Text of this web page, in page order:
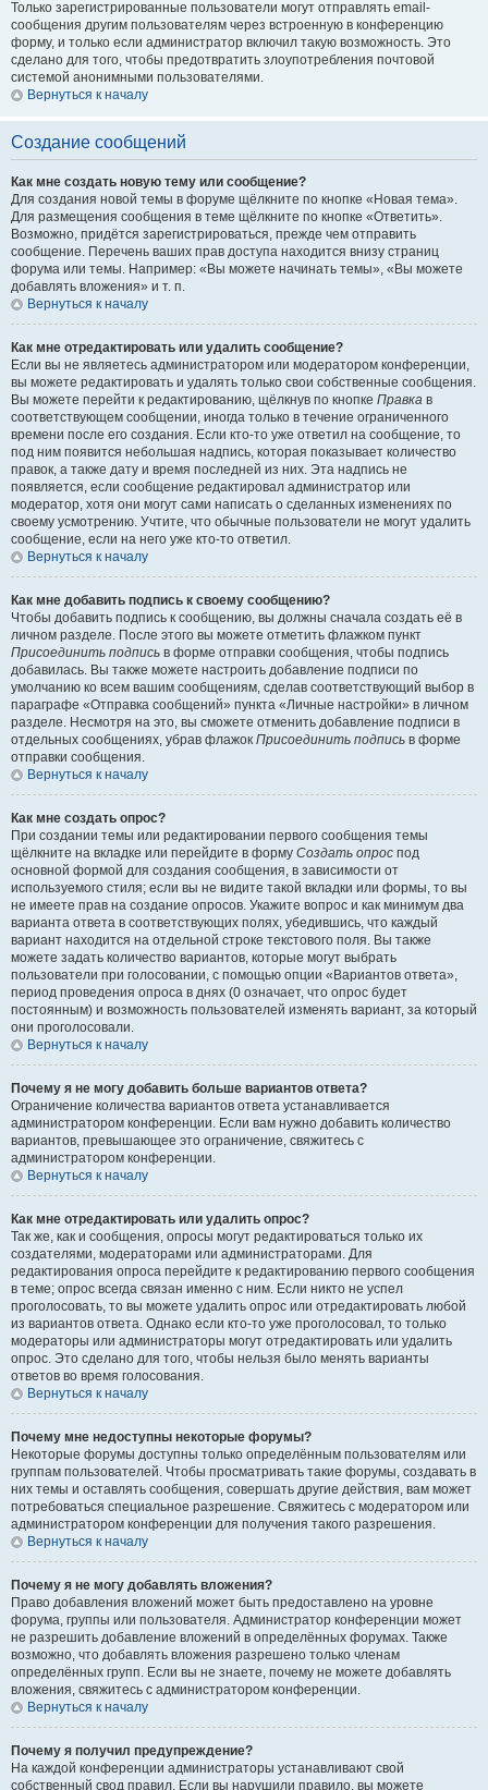
Только зарегистрированные пользователи могут отправлять email-
сообщения другим пользователям через встроенную в конференцию
форму, и только если администратор включил такую возможность. Это
сделано для того, чтобы предотвратить злоупотребления почтовой
системой анонимными пользователями.
Вернуться к началу
Создание сообщений
Как мне создать новую тему или сообщение?
Для создания новой темы в форуме щёлкните по кнопке «Новая тема».
Для размещения сообщения в теме щёлкните по кнопке «Ответить».
Возможно, придётся зарегистрироваться, прежде чем отправить
сообщение. Перечень ваших прав доступа находится внизу страниц
форума или темы. Например: «Вы можете начинать темы», «Вы можете
добавлять вложения» и т. п.
Вернуться к началу
Как мне отредактировать или удалить сообщение?
Если вы не являетесь администратором или модератором конференции,
вы можете редактировать и удалять только свои собственные сообщения.
Вы можете перейти к редактированию, щёлкнув по кнопке Правка в
соответствующем сообщении, иногда только в течение ограниченного
времени после его создания. Если кто-то уже ответил на сообщение, то
под ним появится небольшая надпись, которая показывает количество
правок, а также дату и время последней из них. Эта надпись не
появляется, если сообщение редактировал администратор или
модератор, хотя они могут сами написать о сделанных изменениях по
своему усмотрению. Учтите, что обычные пользователи не могут удалить
сообщение, если на него уже кто-то ответил.
Вернуться к началу
Как мне добавить подпись к своему сообщению?
Чтобы добавить подпись к сообщению, вы должны сначала создать её в
личном разделе. После этого вы можете отметить флажком пункт
Присоединить подпись в форме отправки сообщения, чтобы подпись
добавилась. Вы также можете настроить добавление подписи по
умолчанию ко всем вашим сообщениям, сделав соответствующий выбор в
параграфе «Отправка сообщений» пункта «Личные настройки» в личном
разделе. Несмотря на это, вы сможете отменить добавление подписи в
отдельных сообщениях, убрав флажок Присоединить подпись в форме
отправки сообщения.
Вернуться к началу
Как мне создать опрос?
При создании темы или редактировании первого сообщения темы
щёлкните на вкладке или перейдите в форму Создать опрос под
основной формой для создания сообщения, в зависимости от
используемого стиля; если вы не видите такой вкладки или формы, то вы
не имеете прав на создание опросов. Укажите вопрос и как минимум два
варианта ответа в соответствующих полях, убедившись, что каждый
вариант находится на отдельной строке текстового поля. Вы также
можете задать количество вариантов, которые могут выбрать
пользователи при голосовании, с помощью опции «Вариантов ответа»,
период проведения опроса в днях (0 означает, что опрос будет
постоянным) и возможность пользователей изменять вариант, за который
они проголосовали.
Вернуться к началу
Почему я не могу добавить больше вариантов ответа?
Ограничение количества вариантов ответа устанавливается
администратором конференции. Если вам нужно добавить количество
вариантов, превышающее это ограничение, свяжитесь с
администратором конференции.
Вернуться к началу
Как мне отредактировать или удалить опрос?
Так же, как и сообщения, опросы могут редактироваться только их
создателями, модераторами или администраторами. Для
редактирования опроса перейдите к редактированию первого сообщения
в теме; опрос всегда связан именно с ним. Если никто не успел
проголосовать, то вы можете удалить опрос или отредактировать любой
из вариантов ответа. Однако если кто-то уже проголосовал, то только
модераторы или администраторы могут отредактировать или удалить
опрос. Это сделано для того, чтобы нельзя было менять варианты
ответов во время голосования.
Вернуться к началу
Почему мне недоступны некоторые форумы?
Некоторые форумы доступны только определённым пользователям или
группам пользователей. Чтобы просматривать такие форумы, создавать в
них темы и оставлять сообщения, совершать другие действия, вам может
потребоваться специальное разрешение. Свяжитесь с модератором или
администратором конференции для получения такого разрешения.
Вернуться к началу
Почему я не могу добавлять вложения?
Право добавления вложений может быть предоставлено на уровне
форума, группы или пользователя. Администратор конференции может
не разрешить добавление вложений в определённых форумах. Также
возможно, что добавлять вложения разрешено только членам
определённых групп. Если вы не знаете, почему не можете добавлять
вложения, свяжитесь с администратором конференции.
Вернуться к началу
Почему я получил предупреждение?
На каждой конференции администраторы устанавливают свой
собственный свод правил. Если вы нарушили правило, вы можете